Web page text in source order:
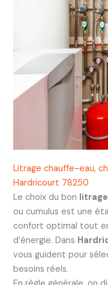
Litrage chauffe-eau,
Hardricourt 78250
Le choix du bon litrage
ou cumulus est une
confort optimal tout
d’énergie. Dans
vous guident pour
besoins réels.